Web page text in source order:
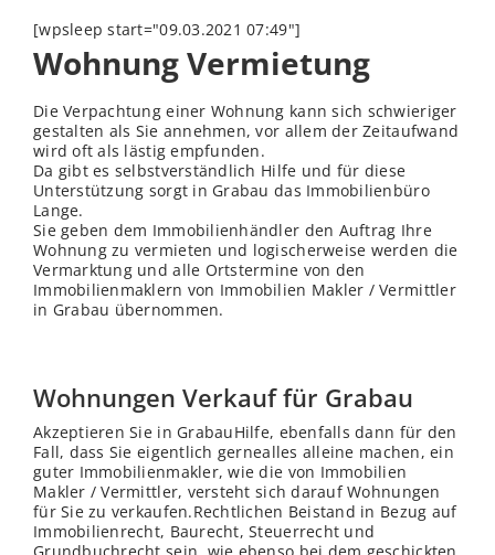
[wpsleep start="09.03.2021 07:49"]
Wohnung Vermietung
Die Verpachtung einer Wohnung kann sich schwieriger
gestalten als Sie annehmen, vor allem der Zeitaufwand
wird oft als lästig empfunden.
Da gibt es selbstverständlich Hilfe und für diese
Unterstützung sorgt in Grabau das Immobilienbüro
Lange.
Sie geben dem Immobilienhändler den Auftrag Ihre
Wohnung zu vermieten und logischerweise werden die
Vermarktung und alle Ortstermine von den
Immobilienmaklern von Immobilien Makler / Vermittler
in Grabau übernommen.
Wohnungen Verkauf für Grabau
Akzeptieren Sie in GrabauHilfe, ebenfalls dann für den
Fall, dass Sie eigentlich gernealles alleine machen, ein
guter Immobilienmakler, wie die von Immobilien
Makler / Vermittler, versteht sich darauf Wohnungen
für Sie zu verkaufen.Rechtlichen Beistand in Bezug auf
Immobilienrecht, Baurecht, Steuerrecht und